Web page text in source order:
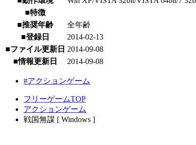
■特徴
■推奨年齢
全年齢
■登録日
2014-02-13
■ファイル更新日 2014-09-08
■情報更新日
2014-09-08
#アクションゲーム
フリーゲームTOP
アクションゲーム
戦国無謀 [ Windows ]